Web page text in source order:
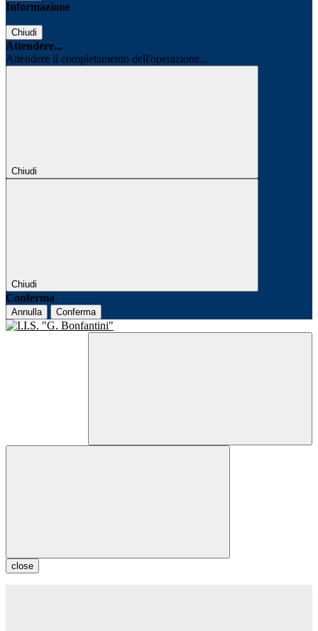
Informazione
Chiudi
Attendere...
Attendere il completamento dell'operazione...
Chiudi
Chiudi
Conferma
Annulla Conferma
close